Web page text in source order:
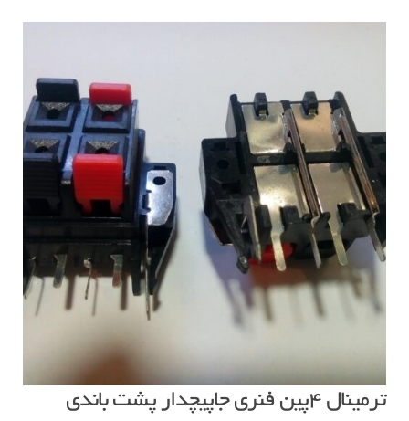
ترمینال ۴پین فنری جاپیچدار پشت باندی